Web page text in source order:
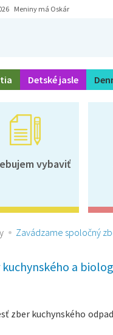
Meniny má Oskár
Detské jasle
vybaviť
Zavádzame spoločný
a
zber kuchynského